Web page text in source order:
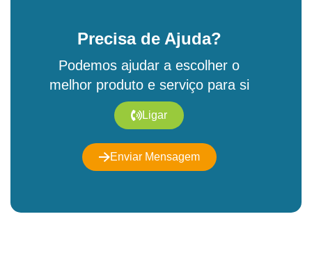
Precisa de Ajuda?
Podemos ajudar a escolher o
melhor produto e serviço para si
Ligar
Enviar Mensagem